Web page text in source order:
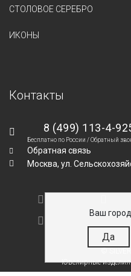
Ваш
Да
СТОЛОВОЕ СЕРЕБРО
ИКОНЫ
Контакты
8 (499) 113-4-
Бесплатно по России /Обратный
Обратная связь
Москва, ул.
Ювелирные